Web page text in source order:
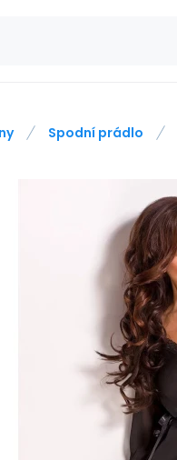
Spodní prádlo